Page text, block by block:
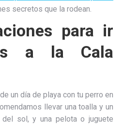
secretos que la rodean.
para ir
a la Cala
un día de playa con tu perro en
llevar una toalla y un
sol, y una pelota o juguete